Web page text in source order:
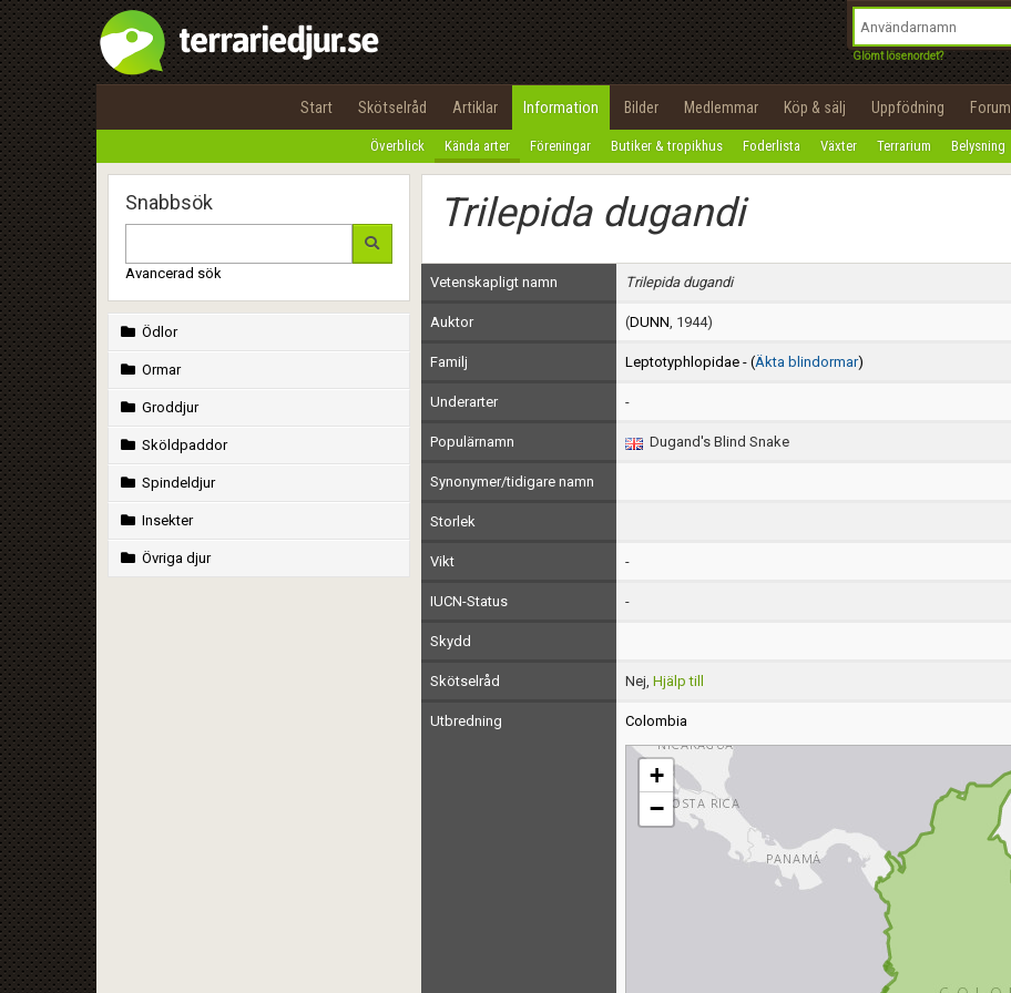
Glömt lösenordet?
Start Skötselråd Artiklar Information Bilder Medlemmar Köp & sälj Uppfödning Forum
Överblick Kända arter Föreningar Butiker & tropikhus Foderlista Växter Terrarium Belysning
Snabbsök
Avancerad sök
Ödlor
Ormar
Groddjur
Sköldpaddor
Spindeldjur
Insekter
Övriga djur
Trilepida dugandi
Vetenskapligt namn Trilepida dugandi
Auktor (DUNN, 1944)
Familj Leptotyphlopidae - (Äkta blindormar)
Underarter -
Populärnamn Dugand's Blind Snake
Synonymer/tidigare namn
Storlek
Vikt -
IUCN-Status -
Skydd
Skötselråd Nej, Hjälp till
Utbredning Colombia
+
−
Utför
100%
OK
integritetspolicy
Namn:
Epost:
Användarnamn:
Lösenord:
Privacy Policy
Terms of Service
Begär nytt lösenord
Tillbaka till förstasidan